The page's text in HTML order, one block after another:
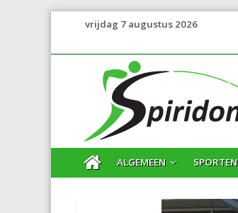
vrijdag 7 augustus 2026
ALGEMEEN SPORTEN